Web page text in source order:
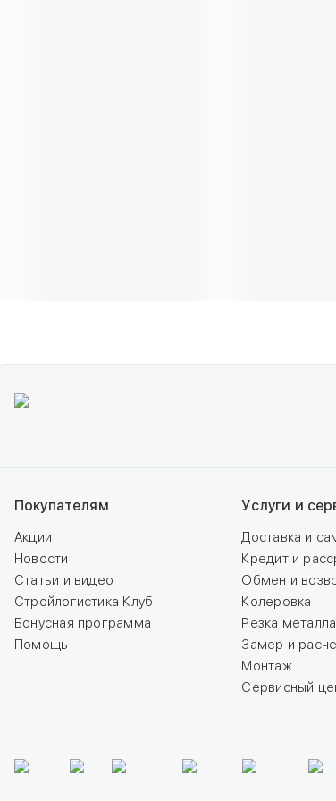
Покупателям
Акции
Новости
Статьи и видео
Стройлогистика Клуб
Бонусная программа
Помощь
Услуги и
Доставка и
Кредит и
Обмен и
Колеровка
Резка металла
Замер и
Монтаж
Сервисный